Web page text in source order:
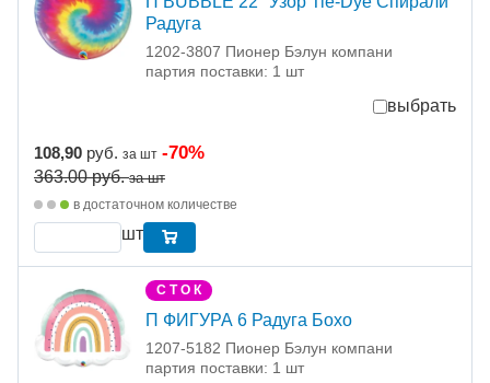
Радуга
1202-3807 Пионер Бэлун компани
партия поставки: 1 шт
выбрать
108,90 руб. за шт -70%
363.00руб. за шт
в достаточном количестве
шт
С Т О К
П ФИГУРА 6 Радуга Бохо
1207-5182 Пионер Бэлун компани
партия поставки: 1 шт